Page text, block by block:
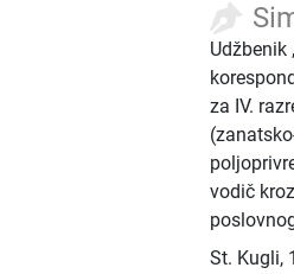
Udžbenik
za IV.
vodič
St. Kugli,